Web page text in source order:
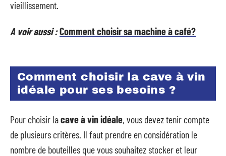
vieillissement.
A voir aussi :Comment choisir sa machine à café?
Comment choisir la cave à vin
idéale pour ses besoins ?
Pour choisir lacave à vin idéale, vous devez tenir compte
de plusieurs critères. Il faut prendre en considération le
nombre de bouteilles que vous souhaitez stocker et leur